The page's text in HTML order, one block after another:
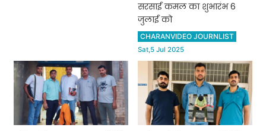
सरसाई कमल का शुभारंभ 6
जुलाई को
CHARANVIDEO JOURNLIST
Sat,5 Jul 2025